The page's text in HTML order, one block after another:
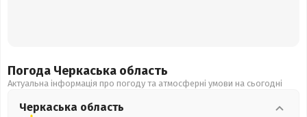
Погода Черкаська область
Актуальна інформація про погоду та атмосферні умови на сьогодні
Черкаська область